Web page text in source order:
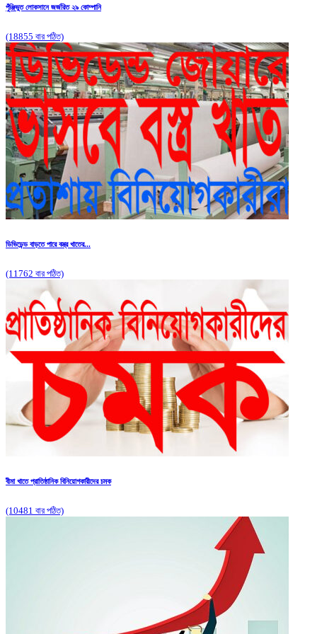
পুঁঞ্জিভুত লোকসানে জর্জরিত ২৯ কোম্পানি
(18855 বার পঠিত)
ডিভিডেন্ড বাড়তে পারে বস্ত্র খাতের...
(11762 বার পঠিত)
বীমা খাতে প্রাতিষ্ঠানিক বিনিয়োগকারীদের চমক
(10481 বার পঠিত)